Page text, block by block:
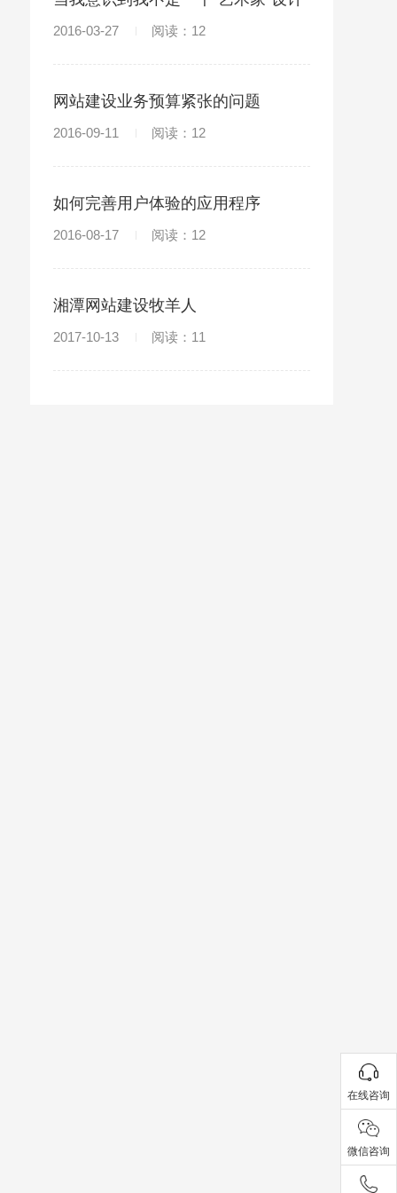
师
2016-03-27 阅读：12
网站建设业务预算紧张的问题
2016-09-11 阅读：12
如何完善用户体验的应用程序
2016-08-17 阅读：12
湘潭网站建设牧羊人
2017-10-13 阅读：11
在线咨询
微信咨询